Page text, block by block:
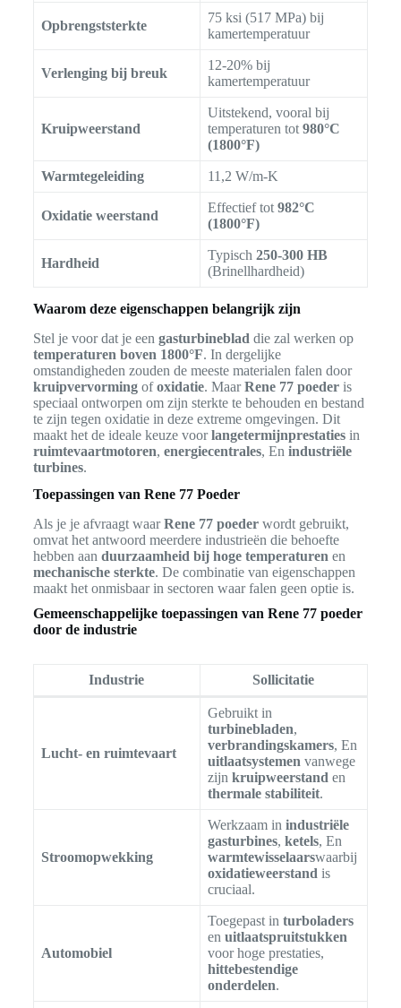
Opbrengststerkte
75 ksi (517 MPa) bij
kamertemperatuur
Verlenging bij breuk
12-20% bij
kamertemperatuur
Kruipweerstand
Uitstekend, vooral bij
temperaturen tot 980°C
(1800°F)
Warmtegeleiding 11,2 W/m-K
Oxidatie weerstand
Effectief tot 982°C
(1800°F)
Hardheid
Typisch 250-300 HB
(Brinellhardheid)
Waarom deze eigenschappen belangrijk zijn
Stel je voor dat je een gasturbineblad die zal werken op
temperaturen boven 1800°F. In dergelijke
omstandigheden zouden de meeste materialen falen door
kruipvervormingofoxidatie. MaarRene 77 poederis
speciaal ontworpen om zijn sterkte te behouden en bestand
te zijn tegen oxidatie in deze extreme omgevingen. Dit
maakt het de ideale keuze voorlangetermijnprestatiesin
ruimtevaartmotoren, energiecentrales, En industriële
turbines.
Toepassingen van Rene 77 Poeder
Als je je afvraagt waarRene 77 poederwordt gebruikt,
omvat het antwoord meerdere industrieën die behoefte
hebben aan duurzaamheid bij hoge temperaturen en
mechanische sterkte. De combinatie van eigenschappen
maakt het onmisbaar in sectoren waar falen geen optie is.
Gemeenschappelijke toepassingen van Rene 77 poeder
door de industrie
Industrie Sollicitatie
Lucht- en ruimtevaart
Gebruikt in
turbinebladen,
verbrandingskamers, En
uitlaatsystemenvanwege
zijn kruipweerstanden
thermale stabiliteit.
Stroomopwekking
Werkzaam in industriële
gasturbines, ketels, En
warmtewisselaarswaarbij
oxidatieweerstandis
cruciaal.
Automobiel
Toegepast in turboladers
en uitlaatspruitstukken
voor hoge prestaties,
hittebestendige
onderdelen.